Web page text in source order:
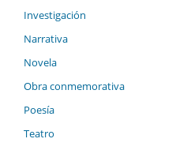
Investigación
Narrativa
Novela
Obra conmemorativa
Poesía
Teatro